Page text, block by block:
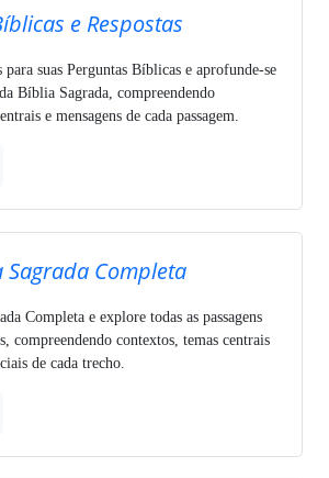
e Respostas
para suas Perguntas Bíblicas e aprofunde-se
Bíblia Sagrada, compreendendo
e mensagens de cada passagem.
Sagrada Completa
Completa e explore todas as passagens
compreendendo contextos, temas centrais
de cada trecho.